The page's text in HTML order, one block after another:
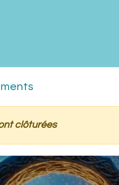
clôturées